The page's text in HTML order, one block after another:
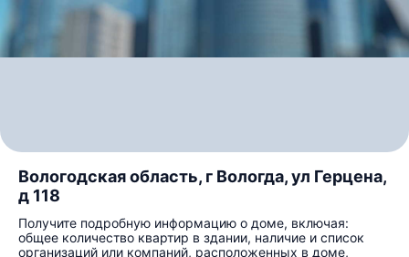
Вологодская область, г Вологда, ул Герцена,
д 118
Получите подробную информацию о доме, включая:
общее количество квартир в здании, наличие и список
организаций или компаний, расположенных в доме,